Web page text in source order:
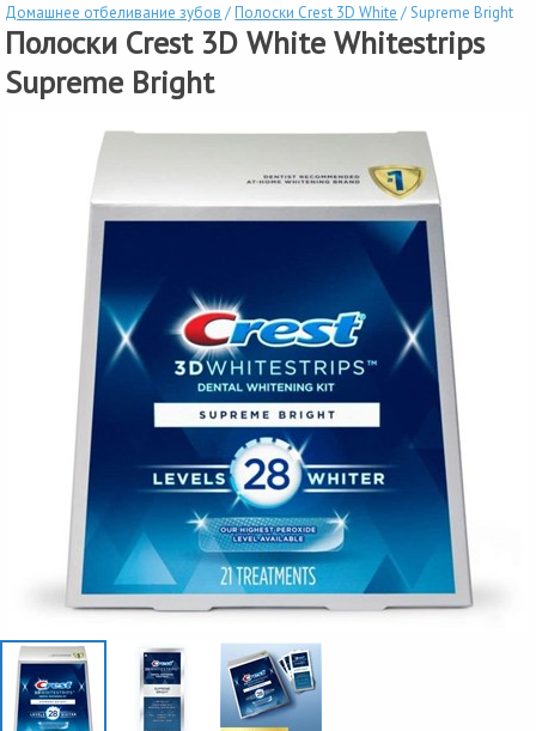
Домашнее отбеливание зубов / Полоски Crest 3D White /Supreme Bright
Полоски Crest 3D White Whitestrips
Supreme Bright